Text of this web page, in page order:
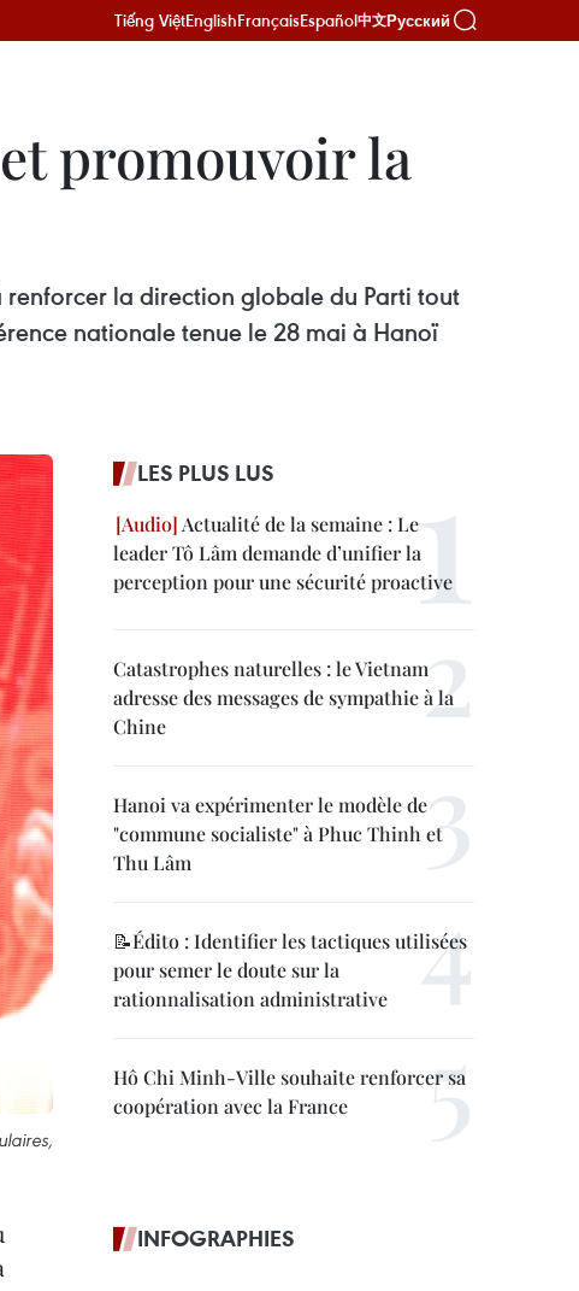
Tiếng ViệtEnglishFrançaisEspañol中文Русский
promouvoir la
renforcer la direction globale du Parti tout
nationale tenue le 28 mai à Hanoï
LES PLUS LUS
Actualité de la semaine : Le
leader Tô Lâm demande d’unifier la
perception pour une sécurité proactive
Catastrophes naturelles : le Vietnam
adresse des messages de sympathie à la
Chine
Hanoi va expérimenter le modèle de
"commune socialiste" à Phuc Thinh et
Thu Lâm
📝Édito : Identifier les tactiques utilisées
pour semer le doute sur la
rationnalisation administrative
Hô Chi Minh-Ville souhaite renforcer sa
coopération avec la France
INFOGRAPHIES